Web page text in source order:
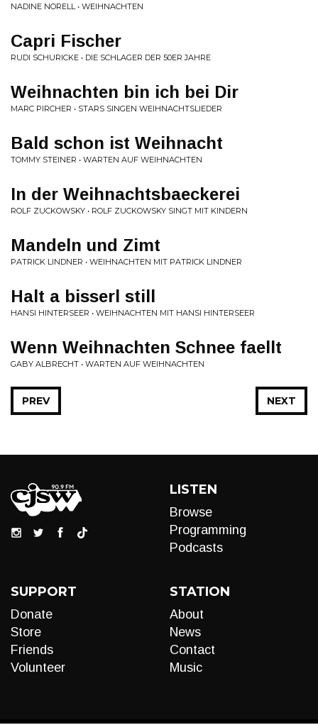
NADINE NORELL • WEIHNACHTEN
Capri Fischer
RUDI SCHURICKE • DIE SCHLAGER DER 50ER JAHRE
Weihnachten bin ich bei Dir
MARC PIRCHER • STARS SINGEN WEIHNACHTSLIEDER
Bald schon ist Weihnacht
TOMMY STEINER • WARTEN AUF WEIHNACHTEN
In der Weihnachtsbaeckerei
ROLF ZUCKOWSKY • ROLF ZUCKOWSKY SINGT MIT KINDERN
Mandeln und Zimt
PATRICK LINDNER • WEIHNACHTEN MIT PATRICK LINDNER
Halt a bisserl still
HANSI HINTERSEER • WEIHNACHTEN MIT HANSI HINTERSEER
Wenn Weihnachten Schnee faellt
GABY ALBRECHT • WARTEN AUF WEIHNACHTEN
NEXT
PREV
LISTEN
Browse
Programming
Podcasts
SUPPORT
Donate
Store
Friends
Volunteer
STATION
About
News
Contact
Music